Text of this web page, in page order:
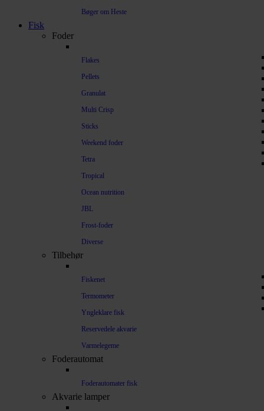
Bøger om Heste
Fisk
Foder
Flakes
Pellets
Granulat
Multi Crisp
Sticks
Weekend foder
Tetra
Tropical
Ocean nutrition
JBL
Frost-foder
Diverse
Tilbehør
Fiskenet
Termometer
Yngleklare fisk
Reservedele akvarie
Varmelegeme
Foderautomat
Foderautomater fisk
Akvarie lamper